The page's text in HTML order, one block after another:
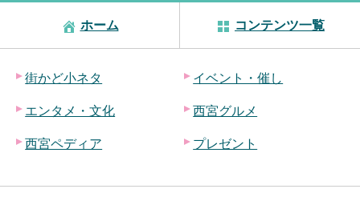
ホーム コンテンツ一覧
街かど小ネタ イベント・催し
エンタメ・文化 西宮グルメ
西宮ペディア プレゼント